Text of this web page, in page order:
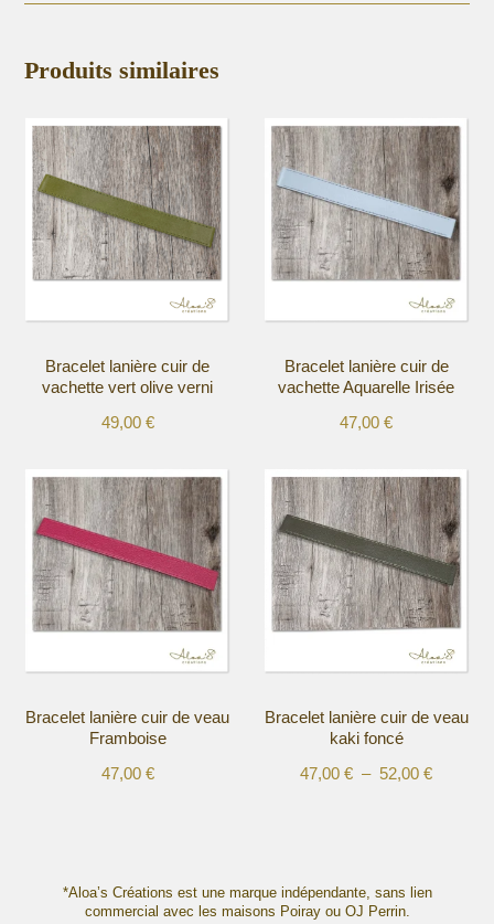
Produits similaires
Bracelet lanière cuir de
vachette vert olive verni
49,00 €
plusieurs
variations.
Les
options
peuvent
être
sur
page
Bracelet lanière cuir de
vachette Aquarelle Irisée
47,00€
plusieurs
variations.
Les
options
peuvent
être
sur
page
produit
Bracelet lanière cuir de veau
Framboise
47,00 €
variations.
Bracelet lanière cuir de veau
kaki foncé
47,00€ – 52,00€Plage
52,00 €
variations.
Les
*Aloa’s Créations est une marque indépendante, sans lien
commercial avec les maisons Poiray ou OJ Perrin.